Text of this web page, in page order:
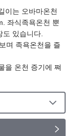
이는 오바마온천
좌식족욕온천 뿐
있습니다.
며 족욕온천을 즐
을 온천 증기에 쪄